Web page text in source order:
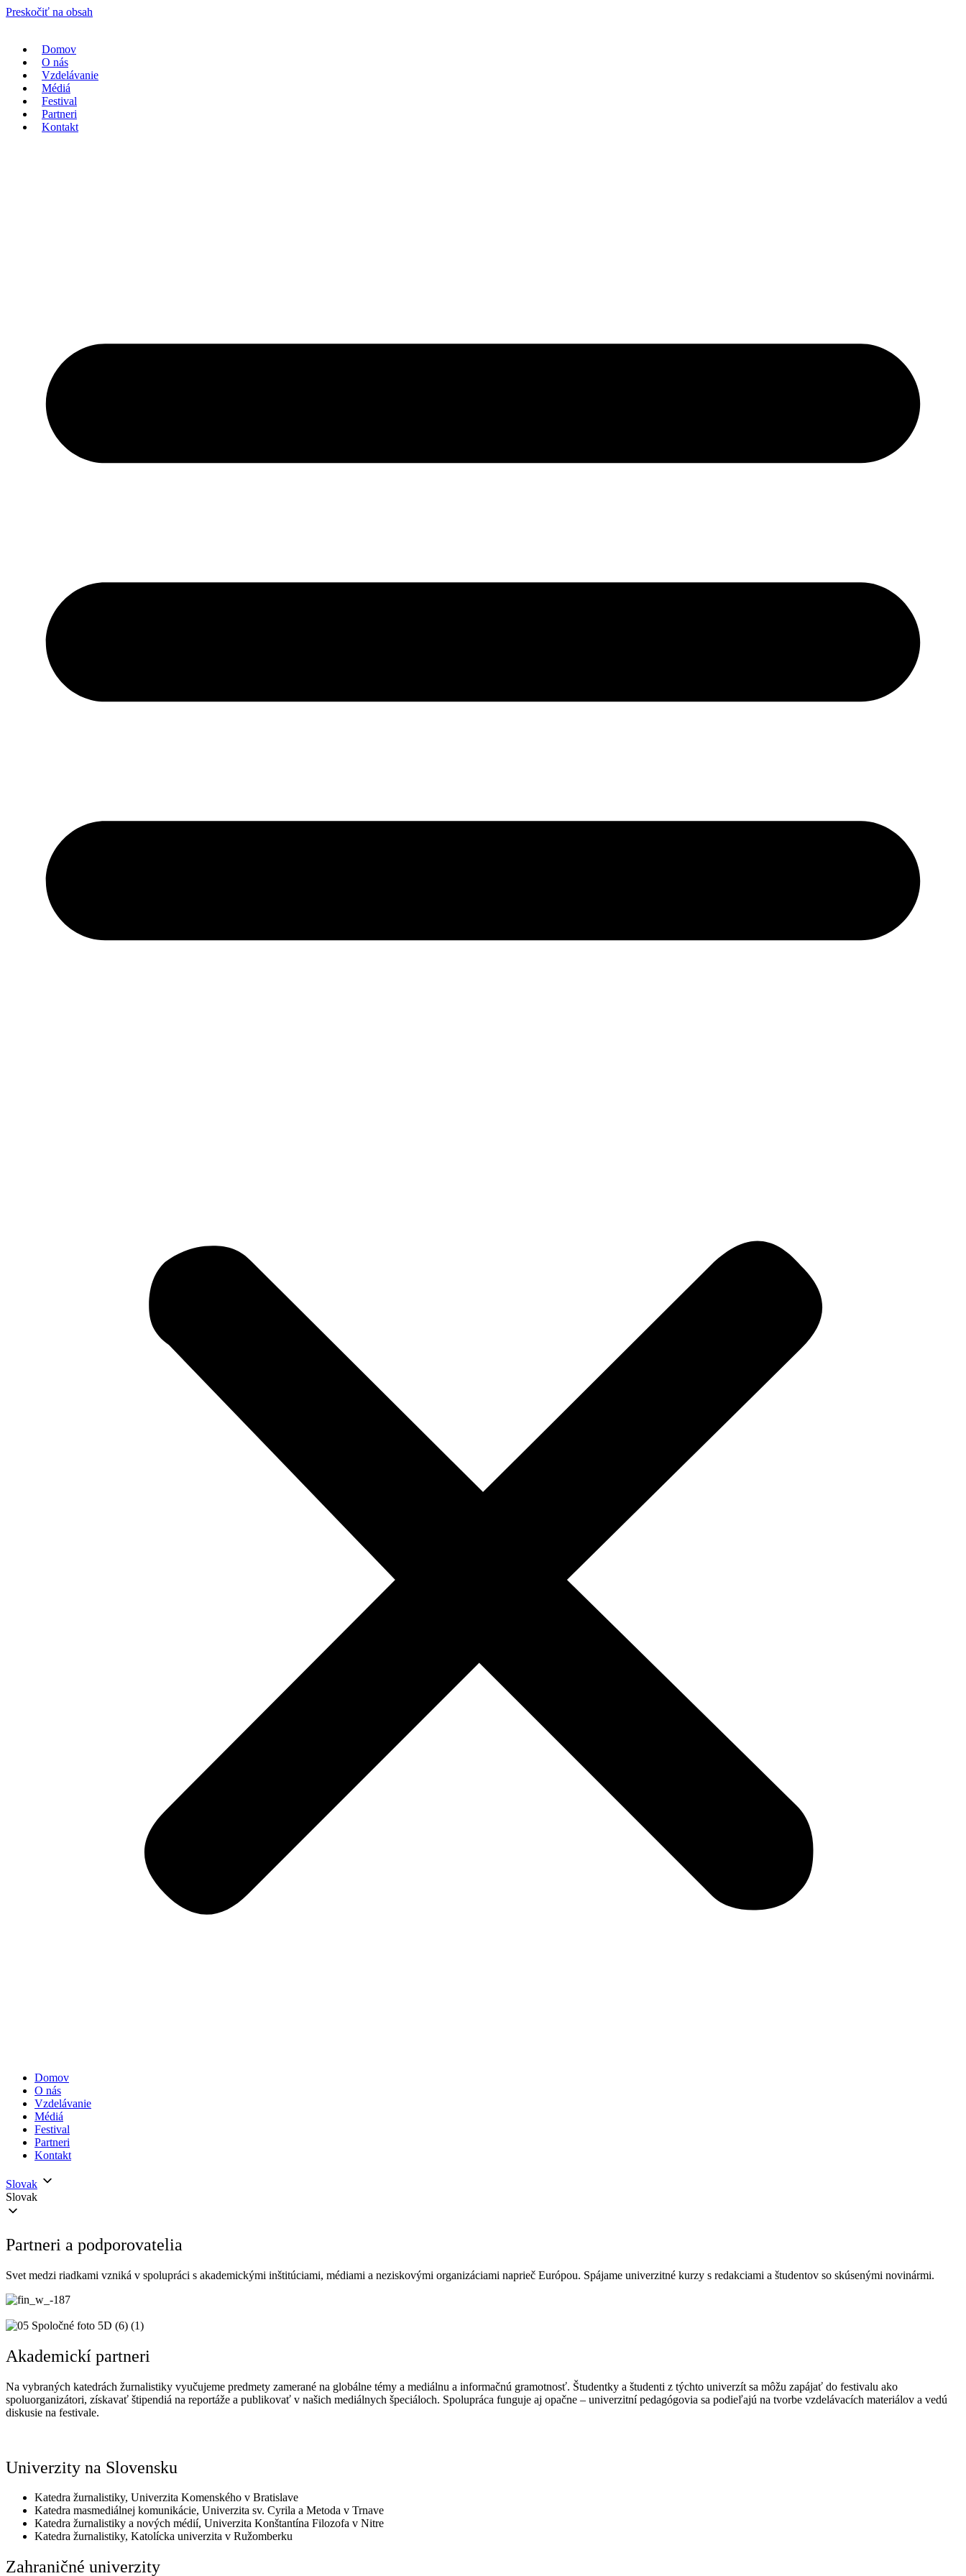
Preskočiť na obsah
Domov
O nás
Vzdelávanie
Médiá
Festival
Partneri
Kontakt
Domov
O nás
Vzdelávanie
Médiá
Festival
Partneri
Kontakt
Slovak
Slovak
Partneri a podporovatelia
Svet medzi riadkami vzniká v spolupráci s akademickými inštitúciami, médiami a neziskovými organizáciami naprieč Európou. Spájame univerzitné kurzy s redakciami a študentov so skúsenými novinármi.
Akademickí partneri
Na vybraných katedrách žurnalistiky vyučujeme predmety zamerané na globálne témy a mediálnu a informačnú gramotnosť. Študentky a študenti z týchto univerzít sa môžu zapájať do festivalu ako
spoluorganizátori, získavať štipendiá na reportáže a publikovať v našich mediálnych špeciáloch. Spolupráca funguje aj opačne – univerzitní pedagógovia sa podieľajú na tvorbe vzdelávacích materiálov a vedú
diskusie na festivale.
Univerzity na Slovensku
Katedra žurnalistiky, Univerzita Komenského v Bratislave
Katedra masmediálnej komunikácie, Univerzita sv. Cyrila a Metoda v Trnave
Katedra žurnalistiky a nových médií, Univerzita Konštantína Filozofa v Nitre
Katedra žurnalistiky, Katolícka univerzita v Ružomberku
Zahraničné univerzity